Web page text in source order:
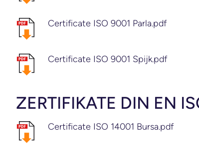
Certificate ISO 9001 Parla.pdf
Certificate ISO 9001 Spijk.pdf
ZERTIFIKATE DIN EN
Certificate ISO 14001 Bursa.pdf